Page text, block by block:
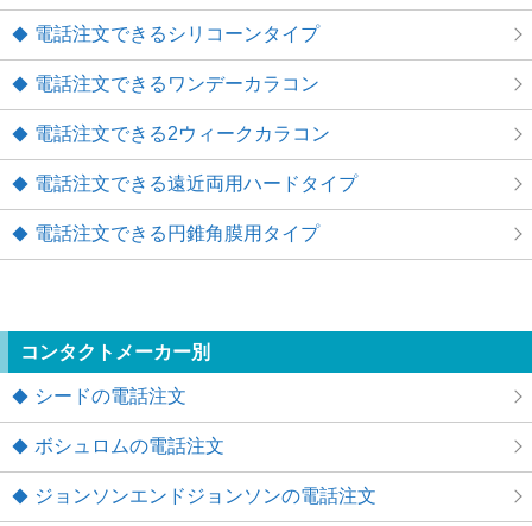
電話注文できるシリコーンタイプ
電話注文できるワンデーカラコン
電話注文できる2ウィークカラコン
電話注文できる遠近両用ハードタイプ
電話注文できる円錐角膜用タイプ
コンタクトメーカー別
シードの電話注文
ボシュロムの電話注文
ジョンソンエンドジョンソンの電話注文